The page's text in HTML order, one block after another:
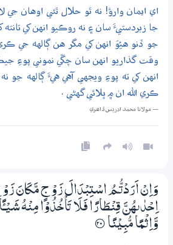
اي ايمان وارؤ! نه ٿو حلال ٿئي اوهان جي
جا زبردستيءَ سان ۽ نه روڪيو انهن کي
جو ڏنو هيُوَ انهن کي مگر هن ڳالهه جي
وقت گذاريو انهن سان چڱي نموني پوءِ
انهن کي ته پوءِ ويجهي آهي هيءَ ڳالهه
ڪري الله ان ۾ ڀلائي گهڻي .
— مولانا محمد ادريس ڏاھري
وَاِنْ اَرَدْتُّـمُ اسْتِبْدَالَ زَوْجٍ مَّكَانَ
اِحْدٰىھُنَّ قِنْطَارًا فَلَا تَاْخُذُوْا مِنْهُ
وَّاِثْـمًا مُّبِيْنًا
؀20